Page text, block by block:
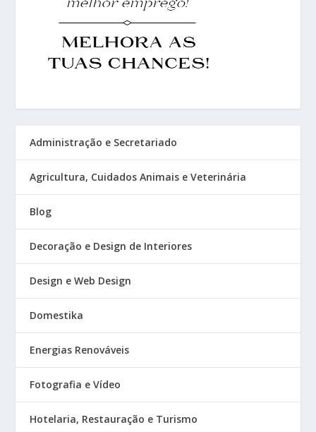
Administração e Secretariado
Agricultura, Cuidados Animais e Veterinária
Blog
Decoração e Design de Interiores
Design e Web Design
Domestika
Energias Renováveis
Fotografia e Vídeo
Hotelaria, Restauração e Turismo